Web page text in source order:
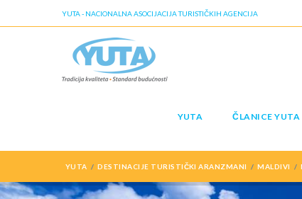
YUTA - NACIONALNA ASOCIJACIJA TURISTIČKIH AGENCIJA
YUTA ČLANICE YUTA
YUTA DESTINACIJE TURISTIČKI ARANZMANI MALDIVI